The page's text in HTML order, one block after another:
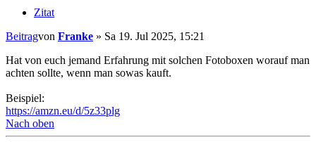
Zitat
Beitragvon Franke » Sa 19. Jul 2025, 15:21
Hat von euch jemand Erfahrung mit solchen Fotoboxen worauf man
achten sollte, wenn man sowas kauft.
Beispiel:
https://amzn.eu/d/5z33plg
Nach oben